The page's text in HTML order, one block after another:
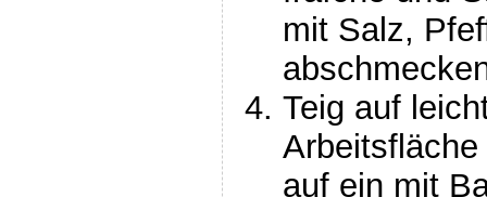
mit Salz,
Teig auf
auf ein mit